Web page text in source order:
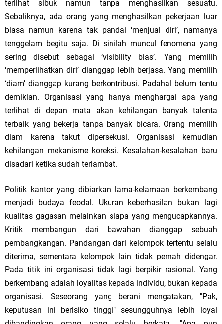
terlihat sibuk namun tanpa menghasilkan sesuatu.
Sebaliknya, ada orang yang menghasilkan pekerjaan luar
biasa namun karena tak pandai ‘menjual diri’, namanya
tenggelam begitu saja. Di sinilah muncul fenomena yang
sering disebut sebagai ‘visibility bias’. Yang memilih
‘memperlihatkan diri’ dianggap lebih berjasa. Yang memilih
‘diam’ dianggap kurang berkontribusi. Padahal belum tentu
demikian. Organisasi yang hanya menghargai apa yang
terlihat di depan mata akan kehilangan banyak talenta
terbaik yang bekerja tanpa banyak bicara. Orang memilih
diam karena takut dipersekusi. Organisasi kemudian
kehilangan mekanisme koreksi. Kesalahan-kesalahan baru
disadari ketika sudah terlambat.
Politik kantor yang dibiarkan lama-kelamaan berkembang
menjadi budaya feodal. Ukuran keberhasilan bukan lagi
kualitas gagasan melainkan siapa yang mengucapkannya.
Kritik membangun dari bawahan dianggap sebuah
pembangkangan. Pandangan dari kelompok tertentu selalu
diterima, sementara kelompok lain tidak pernah didengar.
Pada titik ini organisasi tidak lagi berpikir rasional. Yang
berkembang adalah loyalitas kepada individu, bukan kepada
organisasi. Seseorang yang berani mengatakan, "Pak,
keputusan ini berisiko tinggi" sesungguhnya lebih loyal